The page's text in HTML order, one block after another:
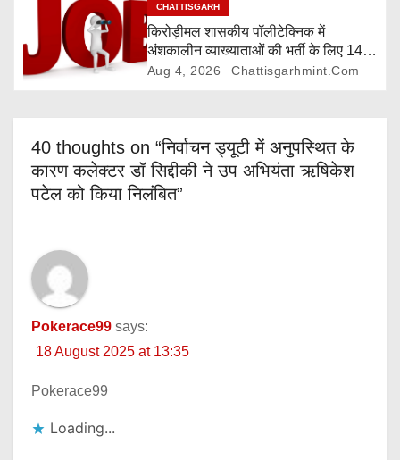
n
CHATTISGARH
किरोड़ीमल शासकीय पॉलीटेक्निक में
अंशकालीन व्याख्याताओं की भर्ती के लिए 14
अगस्त तक आवेदन आमंत्रित
Aug 4, 2026 Chattisgarhmint.com
40 thoughts on “निर्वाचन ड्यूटी में अनुपस्थित के
कारण कलेक्टर डॉ सिद्दीकी ने उप अभियंता ऋषिकेश
पटेल को किया निलंबित”
Pokerace99 says:
18 August 2025 at 13:35
Pokerace99
Loading...